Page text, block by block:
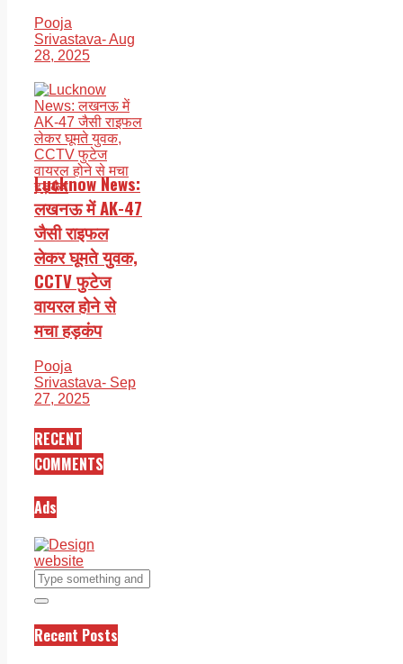
Pooja
Srivastava- Aug
28, 2025
Lucknow News:
लखनऊ में AK-47
जैसी राइफल
लेकर घूमते युवक,
CCTV फुटेज
वायरल होने से
मचा हड़कंप
Pooja
Srivastava- Sep
27, 2025
RECENT
COMMENTS
Ads
Recent Posts